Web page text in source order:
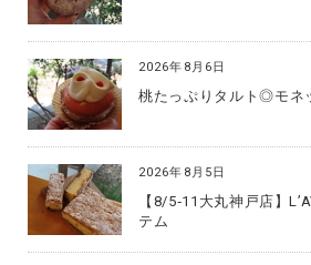
桃たっぷりタルト◎モネ
2026年8月6日
【8/5‐11大丸神戸店】
テム
2026年8月5日